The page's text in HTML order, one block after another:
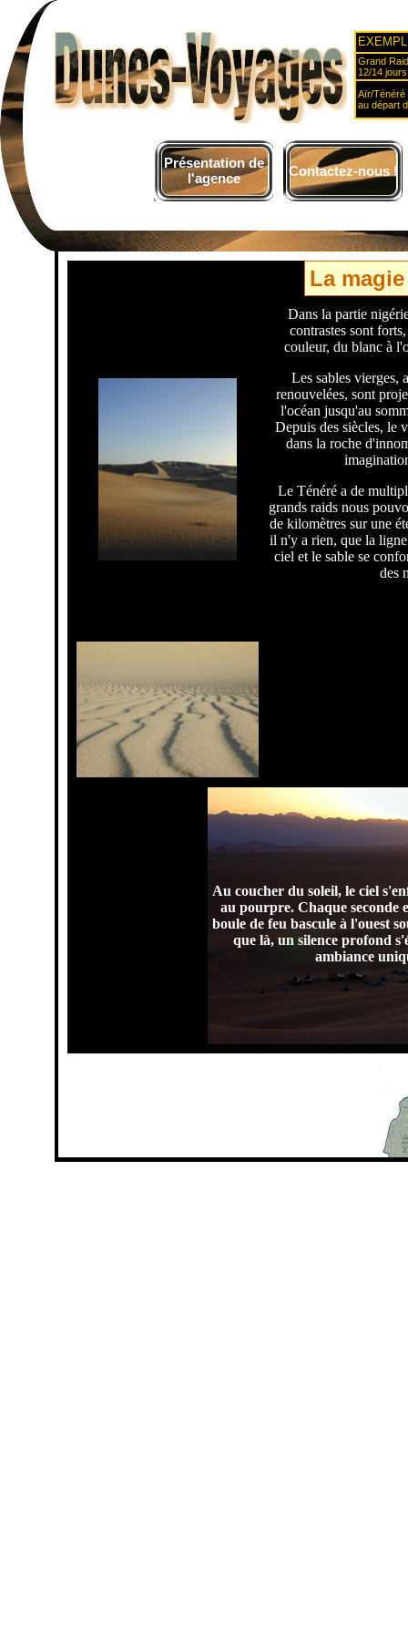
Grand
12/14 jours
Aïr/Ténéré
au départ
Présentation de
l'agence
Contactez-nous !
La
Dans la partie
contrastes sont
couleur, du blanc à
Les sables vierges,
renouvelées, sont
l'océan jusqu'au
Depuis des siècles, le
dans la roche
Le Ténéré a de
grands raids nous
de kilomètres sur une
il n'y a rien, que la
ciel et le sable se
des
Au coucher du soleil, le ciel
au pourpre. Chaque seconde
boule de feu bascule à l'ouest
que là, un silence profond
ambiance